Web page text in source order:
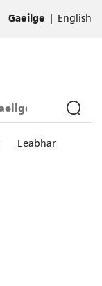
Gaeilge | English
Leabhar